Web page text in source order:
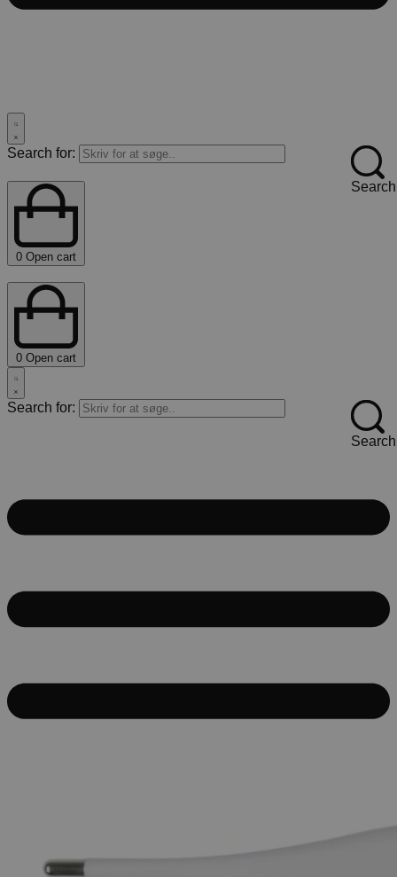
Search for:
Search
0 Open cart
0 Open cart
Search for:
Search